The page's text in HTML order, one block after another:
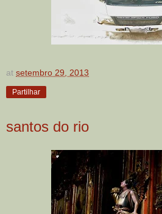
at setembro 29, 2013
Partilhar
santos do rio